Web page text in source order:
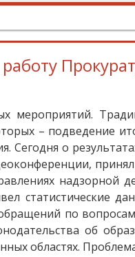
мероприятий.
– подведение
Сегодня о
надзорной
статистические
по
об
областях.